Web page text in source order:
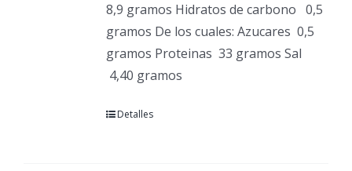
8,9 gramos Hidratos de carbono 0,5
gramos De los cuales: Azucares 0,5
gramos Proteinas 33 gramos Sal
4,40 gramos
Detalles